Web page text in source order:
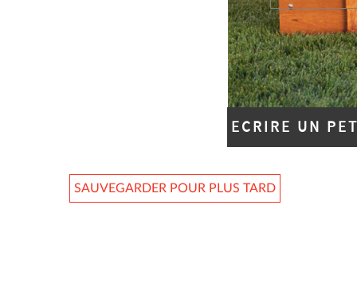
ECRIRE UN
SAUVEGARDER POUR PLUS TARD